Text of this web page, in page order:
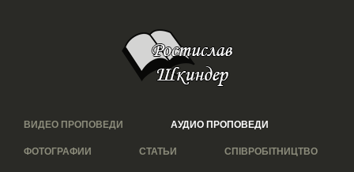
ВИДЕО ПРОПОВЕДИ АУДИО ПРОПОВЕДИ
ФОТОГРАФИИ СТАТЬИ СПІВРОБІТНИЦТВО